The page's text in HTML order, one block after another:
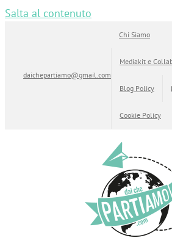
Salta al contenuto
daichepartiamo@gmail.com
Chi Siamo
Mediakit e
Blog Policy
Cookie Policy